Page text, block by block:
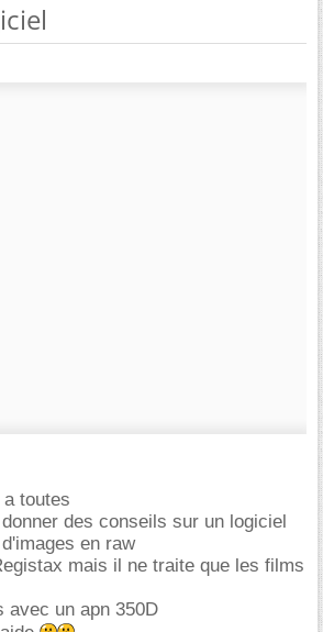
toutes
des conseils sur un logiciel
en raw
mais il ne traite que les films
avec un apn 350D